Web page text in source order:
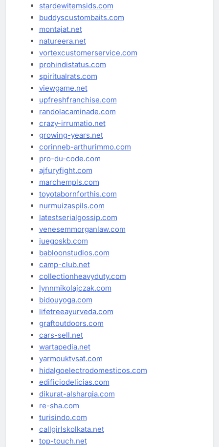
stardewitemsids.com
buddyscustombaits.com
montajat.net
natureera.net
vortexcustomerservice.com
prohindistatus.com
spiritualrats.com
viewgame.net
upfreshfranchise.com
randolacaminade.com
crazy-irrumatio.net
growing-years.net
corinneb-arthurimmo.com
pro-du-code.com
ajfuryfight.com
marchempls.com
toyotabornforthis.com
nurmuizaspils.com
latestserialgossip.com
venesemmorganlaw.com
juegoskb.com
babloonstudios.com
camp-club.net
collectionheavyduty.com
lynnmikolajczak.com
bidouyoga.com
lifetreeayurveda.com
graftoutdoors.com
cars-sell.net
wartapedia.net
yarmouktvsat.com
hidalgoelectrodomesticos.com
edificiodelicias.com
dikurat-alsharqia.com
re-sha.com
turisindo.com
callgirlskolkata.net
top-touch.net